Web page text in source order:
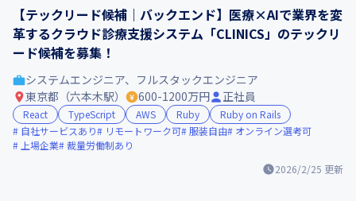
【テックリード候補｜バックエンド】医療×AIで業界を変
革するクラウド診療支援システム「CLINICS」のテックリ
ード候補を募集！
2026/2/25 更新
システムエンジニア、フルスタックエンジニア
東京都（六本木駅）
600-1200万円 正社員
React TypeScript AWS Ruby
Ruby on Rails
自社サービスあり
リモートワーク可 服装自由
オンライン選考可
上場企業 裁量労働制あり